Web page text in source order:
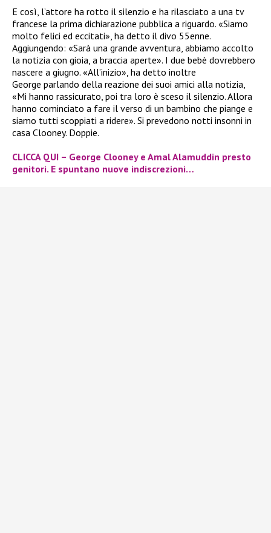
E così, l’attore ha rotto il silenzio e ha rilasciato a una tv
francese la prima dichiarazione pubblica a riguardo. «Siamo
molto felici ed eccitati», ha detto il divo 55enne.
Aggiungendo: «Sarà una grande avventura, abbiamo accolto
la notizia con gioia, a braccia aperte». I due bebè dovrebbero
nascere a giugno. «All’inizio», ha detto inoltre
George parlando della reazione dei suoi amici alla notizia,
«Mi hanno rassicurato, poi tra loro è sceso il silenzio. Allora
hanno cominciato a fare il verso di un bambino che piange e
siamo tutti scoppiati a ridere». Si prevedono notti insonni in
casa Clooney. Doppie.
CLICCA QUI – George Clooney e Amal Alamuddin presto
genitori. E spuntano nuove indiscrezioni…